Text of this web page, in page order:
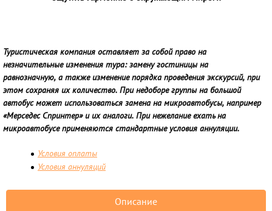
Туристическая компания оставляет за собой право на
незначительные изменения тура: замену гостиницы на
равнозначную, а также изменение порядка проведения экскурсий, при
этом сохраняя их количество. При недоборе группы на большой
автобус может использоваться замена на микроавтобусы, например
«Мерседес Спринтер» и их аналоги. При нежелание ехать на
микроавтобусе применяются стандартные условия аннуляции.
Условия оплаты
Условия аннуляций
Описание